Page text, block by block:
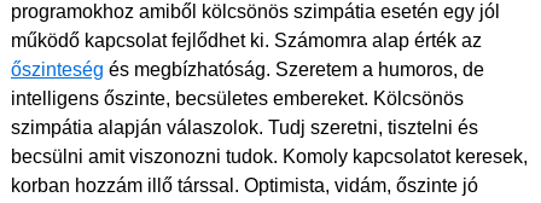
programokhoz amiből kölcsönös szimpátia esetén egy jól
működő kapcsolat fejlődhet ki. Számomra alap érték az
őszinteség és megbízhatóság. Szeretem a humoros, de
intelligens őszinte, becsületes embereket. Kölcsönös
szimpátia alapján válaszolok. Tudj szeretni, tisztelni és
becsülni amit viszonozni tudok. Komoly kapcsolatot keresek,
korban hozzám illő társsal. Optimista, vidám, őszinte jó